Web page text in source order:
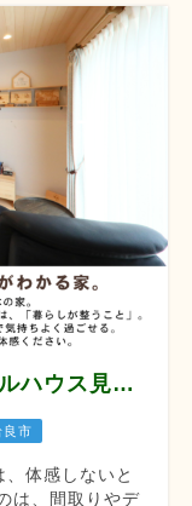
空気の違いを体感できるモデルハウス見学会 【8月12/13/14/22/23/29/30】
良市
体感しないと
は、間取りやデ